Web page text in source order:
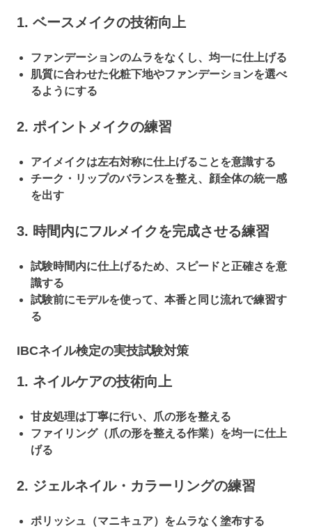
1. ベースメイクの技術向上
ファンデーションのムラをなくし、均一に仕上げる
肌質に合わせた化粧下地やファンデーションを選べ
るようにする
2. ポイントメイクの練習
アイメイクは左右対称に仕上げることを意識する
チーク・リップのバランスを整え、顔全体の統一感
を出す
3. 時間内にフルメイクを完成させる練習
試験時間内に仕上げるため、スピードと正確さを意
識する
試験前にモデルを使って、本番と同じ流れで練習す
る
IBCネイル検定の実技試験対策
1. ネイルケアの技術向上
甘皮処理は丁寧に行い、爪の形を整える
ファイリング（爪の形を整える作業）を均一に仕上
げる
2. ジェルネイル・カラーリングの練習
ポリッシュ（マニキュア）をムラなく塗布する